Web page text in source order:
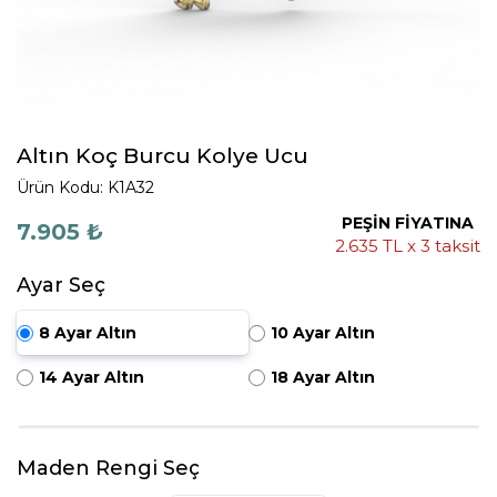
Altın Koç Burcu Kolye Ucu
Ürün Kodu: K1A32
7.905 ₺ PEŞİN FİYATINA
2.635 TL x 3 taksit
Ayar Seç
8 Ayar Altın 10 Ayar Altın
14 Ayar Altın 18 Ayar Altın
Maden Rengi Seç